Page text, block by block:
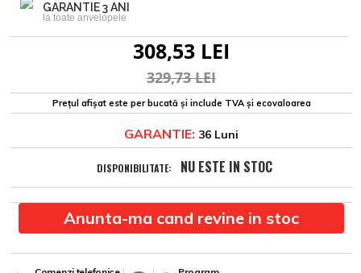
GARANTIE 3 ANI
la toate anvelopele
308,53 LEI
329,73 LEI
Prețul afișat este per bucată și include TVA și ecovaloarea
GARANTIE: 36 Luni
DISPONIBILITATE: NU ESTE IN STOC
Anunta-ma cand revine in stoc